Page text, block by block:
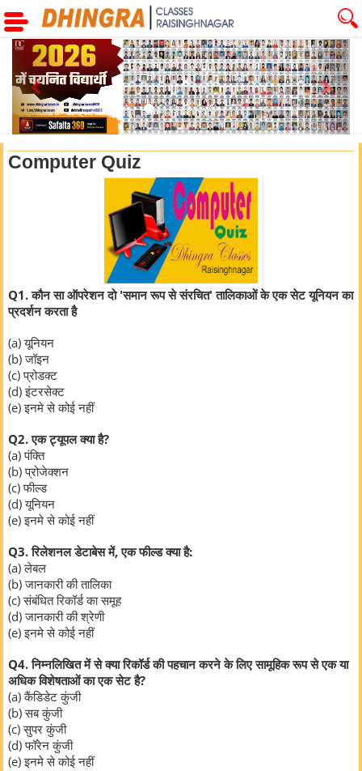
Previous Next
Computer Quiz
Q1. कौन सा ऑपरेशन दो 'समान रूप से संरचित' तालिकाओं के एक सेट यूनियन का
प्रदर्शन करता है
(a) यूनियन
(b) जॉइन
(c) प्रोडक्ट
(d) इंटरसेक्ट
(e) इनमे से कोई नहीं
Q2. एक ट्यूपल क्या है?
(a) पंक्ति
(b) प्रोजेक्शन
(c) फील्ड
(d) यूनियन
(e) इनमे से कोई नहीं
Q3. रिलेशनल डेटाबेस में, एक फील्ड क्या है:
(a) लेबल
(b) जानकारी की तालिका
(c) संबंधित रिकॉर्ड का समूह
(d) जानकारी की श्रेणी
(e) इनमे से कोई नहीं
Q4. निम्नलिखित में से क्या रिकॉर्ड की पहचान करने के लिए सामूहिक रूप से एक या
अधिक विशेषताओं का एक सेट है?
(a) कैंडिडेट कुंजी
(b) सब कुंजी
(c) सुपर कुंजी
(d) फॉरेन कुंजी
(e) इनमे से कोई नहीं